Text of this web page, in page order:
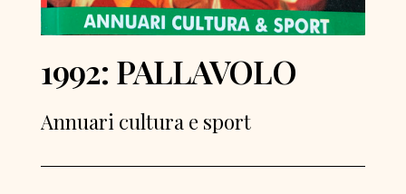
1992: PALLAVOLO
Annuari cultura e sport